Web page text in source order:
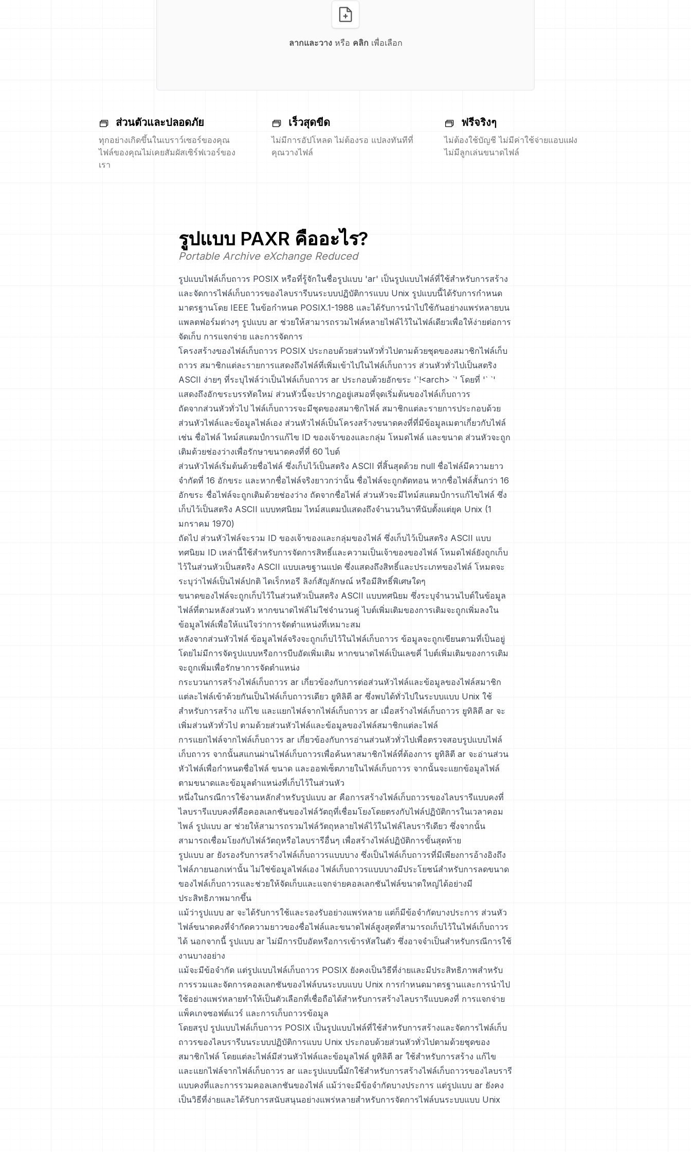
ลากและวางหรือ คลิก เพื่อเลือก
ส่วนตัวและปลอดภัย
ทุกอย่างเกิดขึ้นในเบราว์เซอร์ของคุณ
ไฟล์ของคุณไม่เคยสัมผัสเซิร์ฟเวอร์ของ
เรา
เร็วสุดขีด
ไม่มีการอัปโหลด ไม่ต้องรอ แปลงทันทีที่
คุณวางไฟล์
ฟรีจริงๆ
ไม่ต้องใช้บัญชี ไม่มีค่าใช้จ่ายแอบแฝง
ไม่มีลูกเล่นขนาดไฟล์
รูปแบบ PAXR คืออะไร?
Portable Archive eXchange Reduced
รูปแบบไฟล์เก็บถาวร POSIX หรือที่รู้จักในชื่อรูปแบบ 'ar' เป็นรูปแบบไฟล์ที่ใช้สำหรับการสร้าง
และจัดการไฟล์เก็บถาวรของไลบรารีบนระบบปฏิบัติการแบบ Unix รูปแบบนี้ได้รับการกำหนด
มาตรฐานโดย IEEE ในข้อกำหนด POSIX.1-1988 และได้รับการนำไปใช้กันอย่างแพร่หลายบน
แพลตฟอร์มต่างๆ รูปแบบ ar ช่วยให้สามารถรวมไฟล์หลายไฟล์ไว้ในไฟล์เดียวเพื่อให้ง่ายต่อการ
จัดเก็บ การแจกจ่าย และการจัดการ
โครงสร้างของไฟล์เก็บถาวร POSIX ประกอบด้วยส่วนหัวทั่วไปตามด้วยชุดของสมาชิกไฟล์เก็บ
ถาวร สมาชิกแต่ละรายการแสดงถึงไฟล์ที่เพิ่มเข้าไปในไฟล์เก็บถาวร ส่วนหัวทั่วไปเป็นสตริง
ASCII ง่ายๆ ที่ระบุไฟล์ว่าเป็นไฟล์เก็บถาวร ar ประกอบด้วยอักขระ '`!<arch> `' โดยที่ '` `'
แสดงถึงอักขระบรรทัดใหม่ ส่วนหัวนี้จะปรากฏอยู่เสมอที่จุดเริ่มต้นของไฟล์เก็บถาวร
ถัดจากส่วนหัวทั่วไป ไฟล์เก็บถาวรจะมีชุดของสมาชิกไฟล์ สมาชิกแต่ละรายการประกอบด้วย
ส่วนหัวไฟล์และข้อมูลไฟล์เอง ส่วนหัวไฟล์เป็นโครงสร้างขนาดคงที่ที่มีข้อมูลเมตาเกี่ยวกับไฟล์
เช่น ชื่อไฟล์ ไทม์สแตมป์การแก้ไข ID ของเจ้าของและกลุ่ม โหมดไฟล์ และขนาด ส่วนหัวจะถูก
เติมด้วยช่องว่างเพื่อรักษาขนาดคงที่ที่ 60 ไบต์
ส่วนหัวไฟล์เริ่มต้นด้วยชื่อไฟล์ ซึ่งเก็บไว้เป็นสตริง ASCII ที่สิ้นสุดด้วย null ชื่อไฟล์มีความยาว
จำกัดที่ 16 อักขระ และหากชื่อไฟล์จริงยาวกว่านั้น ชื่อไฟล์จะถูกตัดทอน หากชื่อไฟล์สั้นกว่า 16
อักขระ ชื่อไฟล์จะถูกเติมด้วยช่องว่าง ถัดจากชื่อไฟล์ ส่วนหัวจะมีไทม์สแตมป์การแก้ไขไฟล์ ซึ่ง
เก็บไว้เป็นสตริง ASCII แบบทศนิยม ไทม์สแตมป์แสดงถึงจำนวนวินาทีนับตั้งแต่ยุค Unix (1
มกราคม 1970)
ถัดไป ส่วนหัวไฟล์จะรวม ID ของเจ้าของและกลุ่มของไฟล์ ซึ่งเก็บไว้เป็นสตริง ASCII แบบ
ทศนิยม ID เหล่านี้ใช้สำหรับการจัดการสิทธิ์และความเป็นเจ้าของของไฟล์ โหมดไฟล์ยังถูกเก็บ
ไว้ในส่วนหัวเป็นสตริง ASCII แบบเลขฐานแปด ซึ่งแสดงถึงสิทธิ์และประเภทของไฟล์ โหมดจะ
ระบุว่าไฟล์เป็นไฟล์ปกติ ไดเร็กทอรี ลิงก์สัญลักษณ์ หรือมีสิทธิ์พิเศษใดๆ
ขนาดของไฟล์จะถูกเก็บไว้ในส่วนหัวเป็นสตริง ASCII แบบทศนิยม ซึ่งระบุจำนวนไบต์ในข้อมูล
ไฟล์ที่ตามหลังส่วนหัว หากขนาดไฟล์ไม่ใช่จำนวนคู่ ไบต์เพิ่มเติมของการเติมจะถูกเพิ่มลงใน
ข้อมูลไฟล์เพื่อให้แน่ใจว่าการจัดตำแหน่งที่เหมาะสม
หลังจากส่วนหัวไฟล์ ข้อมูลไฟล์จริงจะถูกเก็บไว้ในไฟล์เก็บถาวร ข้อมูลจะถูกเขียนตามที่เป็นอยู่
โดยไม่มีการจัดรูปแบบหรือการบีบอัดเพิ่มเติม หากขนาดไฟล์เป็นเลขคี่ ไบต์เพิ่มเติมของการเติม
จะถูกเพิ่มเพื่อรักษาการจัดตำแหน่ง
กระบวนการสร้างไฟล์เก็บถาวร ar เกี่ยวข้องกับการต่อส่วนหัวไฟล์และข้อมูลของไฟล์สมาชิก
แต่ละไฟล์เข้าด้วยกันเป็นไฟล์เก็บถาวรเดียว ยูทิลิตี ar ซึ่งพบได้ทั่วไปในระบบแบบ Unix ใช้
สำหรับการสร้าง แก้ไข และแยกไฟล์จากไฟล์เก็บถาวร ar เมื่อสร้างไฟล์เก็บถาวร ยูทิลิตี ar จะ
เพิ่มส่วนหัวทั่วไป ตามด้วยส่วนหัวไฟล์และข้อมูลของไฟล์สมาชิกแต่ละไฟล์
การแยกไฟล์จากไฟล์เก็บถาวร ar เกี่ยวข้องกับการอ่านส่วนหัวทั่วไปเพื่อตรวจสอบรูปแบบไฟล์
เก็บถาวร จากนั้นสแกนผ่านไฟล์เก็บถาวรเพื่อค้นหาสมาชิกไฟล์ที่ต้องการ ยูทิลิตี ar จะอ่านส่วน
หัวไฟล์เพื่อกำหนดชื่อไฟล์ ขนาด และออฟเซ็ตภายในไฟล์เก็บถาวร จากนั้นจะแยกข้อมูลไฟล์
ตามขนาดและข้อมูลตำแหน่งที่เก็บไว้ในส่วนหัว
หนึ่งในกรณีการใช้งานหลักสำหรับรูปแบบ ar คือการสร้างไฟล์เก็บถาวรของไลบรารีแบบคงที่
ไลบรารีแบบคงที่คือคอลเลกชันของไฟล์วัตถุที่เชื่อมโยงโดยตรงกับไฟล์ปฏิบัติการในเวลาคอม
ไพล์ รูปแบบ ar ช่วยให้สามารถรวมไฟล์วัตถุหลายไฟล์ไว้ในไฟล์ไลบรารีเดียว ซึ่งจากนั้น
สามารถเชื่อมโยงกับไฟล์วัตถุหรือไลบรารีอื่นๆ เพื่อสร้างไฟล์ปฏิบัติการขั้นสุดท้าย
รูปแบบ ar ยังรองรับการสร้างไฟล์เก็บถาวรแบบบาง ซึ่งเป็นไฟล์เก็บถาวรที่มีเพียงการอ้างอิงถึง
ไฟล์ภายนอกเท่านั้น ไม่ใช่ข้อมูลไฟล์เอง ไฟล์เก็บถาวรแบบบางมีประโยชน์สำหรับการลดขนาด
ของไฟล์เก็บถาวรและช่วยให้จัดเก็บและแจกจ่ายคอลเลกชันไฟล์ขนาดใหญ่ได้อย่างมี
ประสิทธิภาพมากขึ้น
แม้ว่ารูปแบบ ar จะได้รับการใช้และรองรับอย่างแพร่หลาย แต่ก็มีข้อจำกัดบางประการ ส่วนหัว
ไฟล์ขนาดคงที่จำกัดความยาวของชื่อไฟล์และขนาดไฟล์สูงสุดที่สามารถเก็บไว้ในไฟล์เก็บถาวร
ได้ นอกจากนี้ รูปแบบ ar ไม่มีการบีบอัดหรือการเข้ารหัสในตัว ซึ่งอาจจำเป็นสำหรับกรณีการใช้
งานบางอย่าง
แม้จะมีข้อจำกัด แต่รูปแบบไฟล์เก็บถาวร POSIX ยังคงเป็นวิธีที่ง่ายและมีประสิทธิภาพสำหรับ
การรวมและจัดการคอลเลกชันของไฟล์บนระบบแบบ Unix การกำหนดมาตรฐานและการนำไป
ใช้อย่างแพร่หลายทำให้เป็นตัวเลือกที่เชื่อถือได้สำหรับการสร้างไลบรารีแบบคงที่ การแจกจ่าย
แพ็คเกจซอฟต์แวร์ และการเก็บถาวรข้อมูล
โดยสรุป รูปแบบไฟล์เก็บถาวร POSIX เป็นรูปแบบไฟล์ที่ใช้สำหรับการสร้างและจัดการไฟล์เก็บ
ถาวรของไลบรารีบนระบบปฏิบัติการแบบ Unix ประกอบด้วยส่วนหัวทั่วไปตามด้วยชุดของ
สมาชิกไฟล์ โดยแต่ละไฟล์มีส่วนหัวไฟล์และข้อมูลไฟล์ ยูทิลิตี ar ใช้สำหรับการสร้าง แก้ไข
และแยกไฟล์จากไฟล์เก็บถาวร ar และรูปแบบนี้มักใช้สำหรับการสร้างไฟล์เก็บถาวรของไลบรารี
แบบคงที่และการรวมคอลเลกชันของไฟล์ แม้ว่าจะมีข้อจำกัดบางประการ แต่รูปแบบ ar ยังคง
เป็นวิธีที่ง่ายและได้รับการสนับสนุนอย่างแพร่หลายสำหรับการจัดการไฟล์บนระบบแบบ Unix